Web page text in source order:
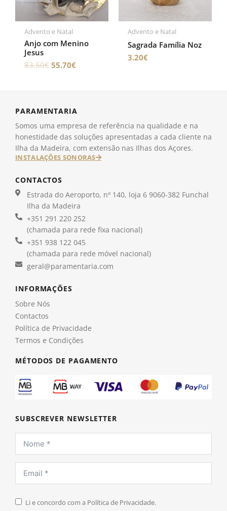
Advento e Natal
Anjo com Menino
Jesus
83.50€ 55.70€
Advento e Natal
Sagrada Família Noz
3.20€
PARAMENTARIA
Somos uma empresa de referência na qualidade e na
honestidade das soluções apresentadas a cada cliente na
Ilha da Madeira, com extensão nas Ilhas dos Açores.
INSTALAÇÕES SONORAS
CONTACTOS
Estrada do Aeroporto, nº 140, loja 6 9060-382 Funchal
Ilha da Madeira
+351 291 220 252
(chamada para rede fixa nacional)
+351 938 122 045
(chamada para rede móvel nacional)
geral@paramentaria.com
INFORMAÇÕES
Sobre Nós
Contactos
Política de Privacidade
Termos e Condições
MÉTODOS DE PAGAMENTO
SUBSCREVER NEWSLETTER
Li e concordo com a Política de Privacidade.